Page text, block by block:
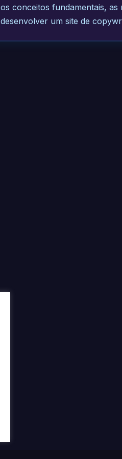
os conceitos fundamentais,
desenvolver um site de